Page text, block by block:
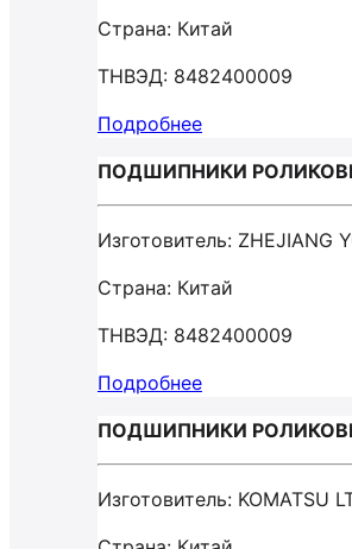
Страна: Китай
ТНВЭД: 8482400009
Подробнее
ПОДШИПНИКИ РОЛИКОВЫЕ
Изготовитель: ZHEJIANG
Страна: Китай
ТНВЭД: 8482400009
Подробнее
ПОДШИПНИКИ
Изготовитель: KOMATSU